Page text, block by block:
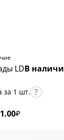
LDВ
за 1 шт.
₽